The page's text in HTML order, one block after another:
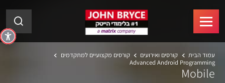
עמוד הבית קורסים ואירועים
קורסים מקצועיים למתקדמים
Advanced Android Programming
Mobile